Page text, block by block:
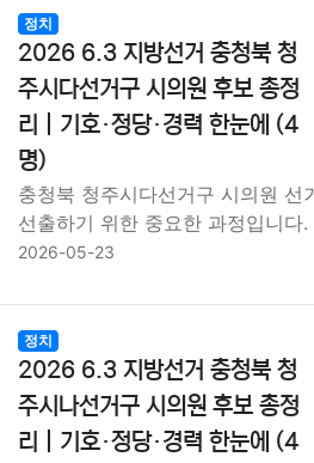
정치
2026 6.3 지방선거 충청북 청
주시다선거구 시의원 후보 총정
리｜기호·정당·경력 한눈에 (4
명)
충청북 청주시다선거구 시의원 선
선출하기 위한 중요한 과정입니다
2026-05-23
정치
2026 6.3 지방선거 충청북 청
주시나선거구 시의원 후보 총정
리｜기호·정당·경력 한눈에 (4